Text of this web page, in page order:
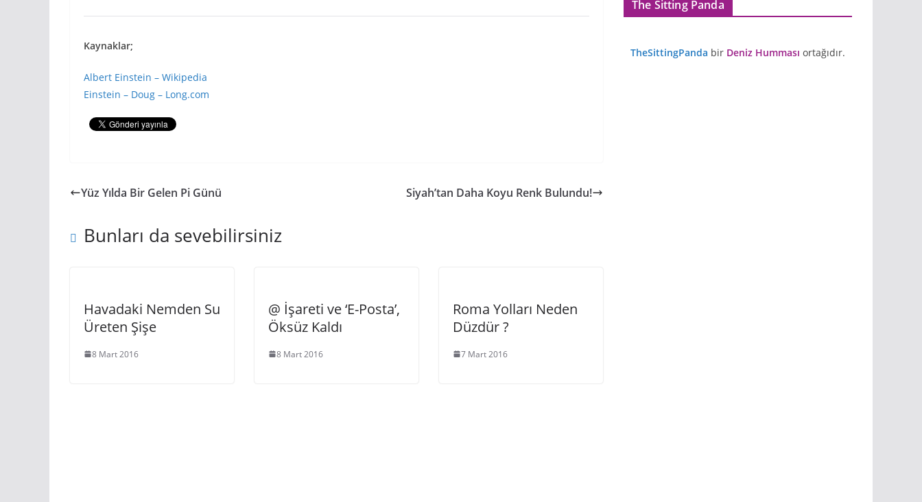
Kaynaklar;
Albert Einstein – Wikipedia
Einstein – Doug – Long.com
Yüz Yılda Bir Gelen Pi Günü Siyah’tan Daha Koyu Renk Bulundu!
Bunları da sevebilirsiniz
Havadaki Nemden Su
Üreten Şişe
8 Mart 2016
@ İşareti ve ‘E-Posta’,
Öksüz Kaldı
8 Mart 2016
Roma Yolları Neden
Düzdür ?
7 Mart 2016
The Sitting Panda
TheSittingPanda bir Deniz Humması ortağıdır.